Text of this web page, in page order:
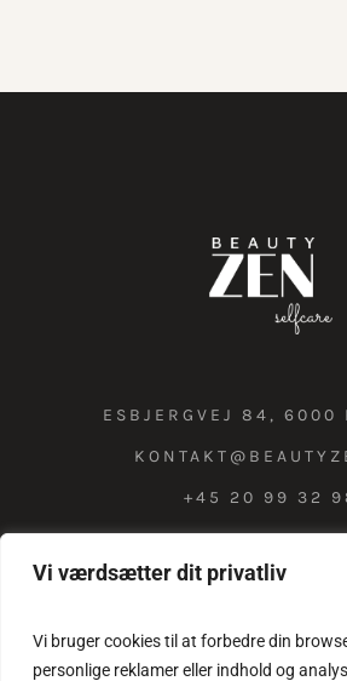
Vi værdsætter dit privatliv
Vi bruger cookies til at forbedre din
personlige reklamer eller indhold og
ESBJERGVEJ 84, 6000
+45 20 99 32
COOKIE &